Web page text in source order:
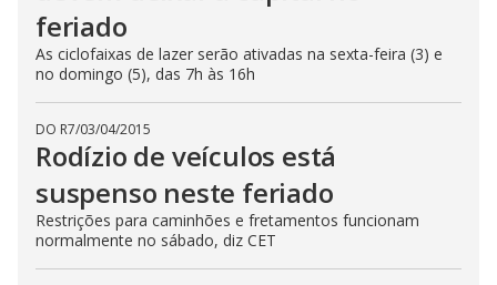
feriado
As ciclofaixas de lazer serão ativadas na sexta-feira (3) e
no domingo (5), das 7h às 16h
DO R7/03/04/2015
Rodízio de veículos está
suspenso neste feriado
Restrições para caminhões e fretamentos funcionam
normalmente no sábado, diz CET